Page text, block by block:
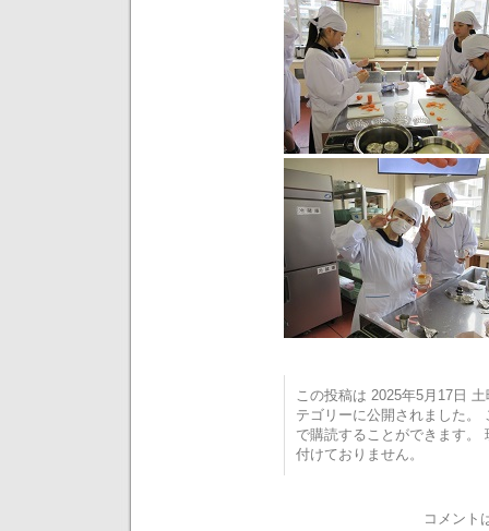
この投稿は 2025年5月17日
テゴリーに公開されました
で購読することができます。
付けておりません。
コメント